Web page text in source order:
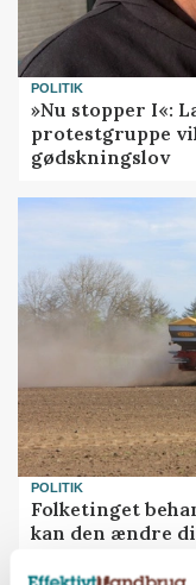
POLITIK
»Nu stopper I«:
protestgruppe
gødskningslov
POLITIK
Folketinget
kan den ændre